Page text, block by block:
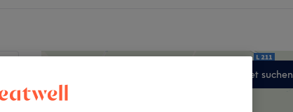
−
In diesem Gebiet suchen